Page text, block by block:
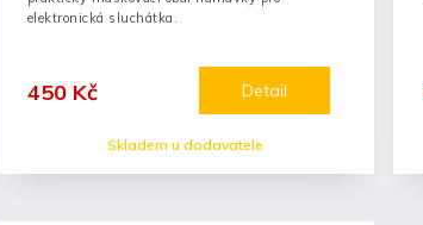
Skladem u dodavatele
450 Kč Detail
elektronická sluchátka.